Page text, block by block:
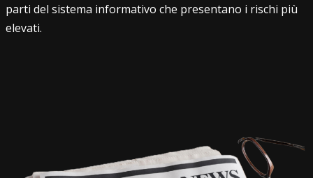
parti del sistema informativo che presentano i rischi più
elevati.